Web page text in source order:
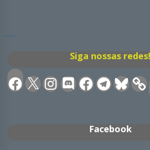
Siga nossas redes!
Facebook
X Instagram
DiscordFacebookTelegramBluesky
Facebook